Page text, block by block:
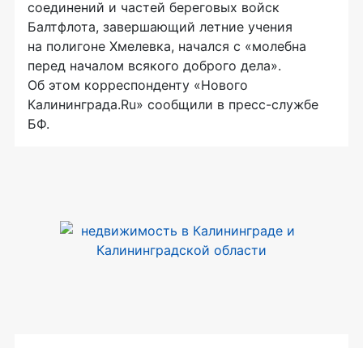
соединений и частей береговых войск
Балтфлота, завершающий летние учения
на полигоне Хмелевка, начался с «молебна
перед началом всякого доброго дела».
Об этом корреспонденту «Нового
Калининграда.Ru» сообщили в пресс-службе
БФ.